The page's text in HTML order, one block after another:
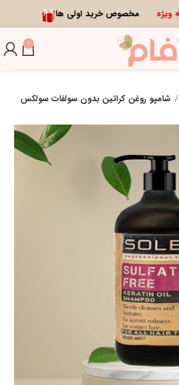
مخصوص خرید اولی ها
0
شامپو روغن کراتین بدون سولفات سولکس